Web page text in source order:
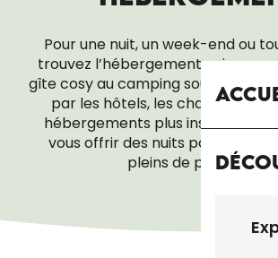
Pour une nuit, un week-end ou
trouvez l’hébergement qui vous
gîte cosy au camping sous les
par les hôtels, les chambres
hébergements plus insolites,
vous offrir des nuits paisibles… et
pleins de promesses.